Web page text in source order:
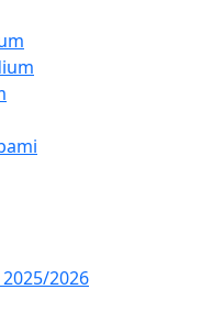
2026